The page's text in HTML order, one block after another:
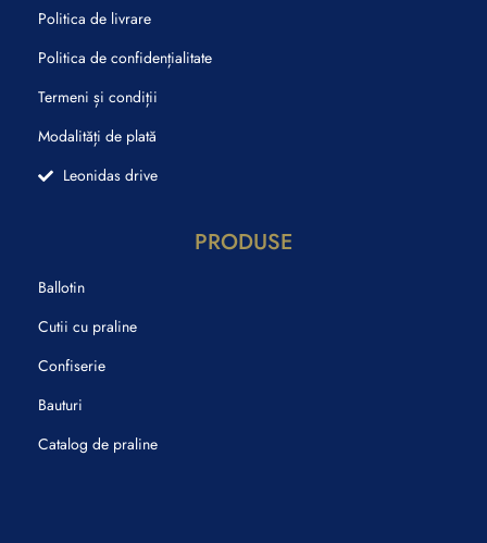
Politica de livrare
Politica de confidențialitate
Termeni și condiții
Modalități de plată
Leonidas drive
PRODUSE
Ballotin
Cutii cu praline
Confiserie
Bauturi
Catalog de praline